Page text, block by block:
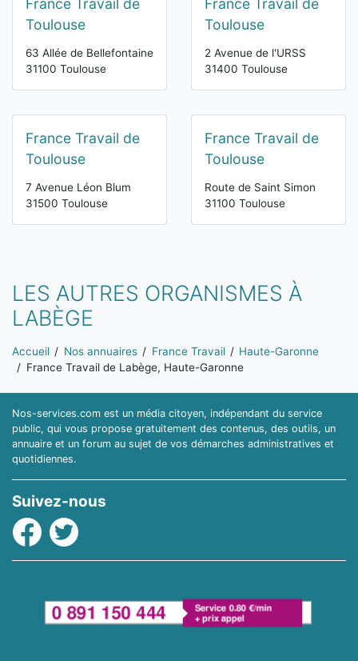
France Travail de
Toulouse
63 Allée de Bellefontaine
31100 Toulouse
France Travail de
Toulouse
2 Avenue de l'URSS
31400 Toulouse
France Travail de
Toulouse
7 Avenue Léon Blum
31500 Toulouse
France Travail de
Toulouse
Route de Saint Simon
31100 Toulouse
LES AUTRES ORGANISMES À
LABÈGE
Vous êtes ici:
Accueil Nos annuaires France Travail
Haute-Garonne
France Travail de Labège, Haute-Garonne
Nos-services.com est un média citoyen, indépendant du service
public, qui vous propose gratuitement des contenus, des outils, un
annuaire et un forum au sujet de vos démarches administratives et
quotidiennes.
Suivez-nous
Facebook
Twitter